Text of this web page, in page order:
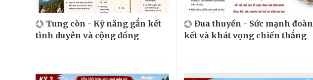
Tung còn - Kỹ năng gắn kết
tình duyên và cộng đồng
Đua thuyền - Sức mạnh đoàn
kết và khát vọng chiến thắng